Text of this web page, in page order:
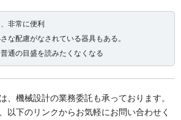
非常に便利
な配慮がなされている器具もある。
通の目盛を読みたくなくなる
、機械設計の業務委託も承っております。
以下のリンクからお気軽にお問い合わせく